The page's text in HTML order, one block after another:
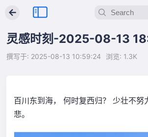
←
灵感时刻-2025-08-13
撰写于: 2025-08-13 10:59:24 浏览: 1.3K
百川东到海， 何时复西归？ 少壮不努
悲。